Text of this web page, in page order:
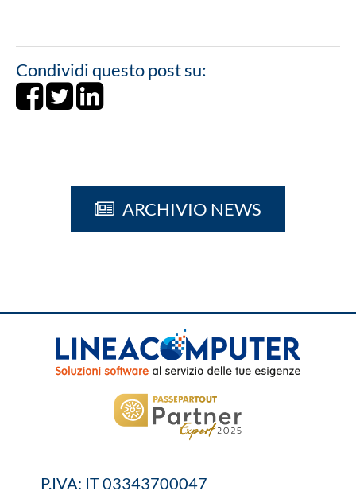
Condividi questo post su:
Share on Facebook
TweetShare on LinkedIn
ARCHIVIO NEWS
P.IVA: IT 03343700047